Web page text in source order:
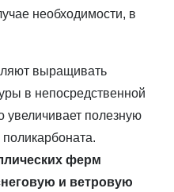
необходимости, в
выращивать
в непосредственной
увеличивает полезную
ферм
и ветровую